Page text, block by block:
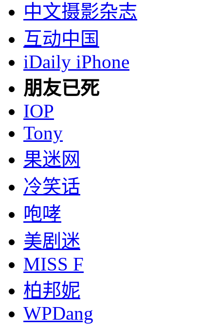
中文摄影杂志
互动中国
iDaily iPhone
朋友已死
IOP
Tony
果迷网
冷笑话
咆哮
美剧迷
MISS F
柏邦妮
WPDang